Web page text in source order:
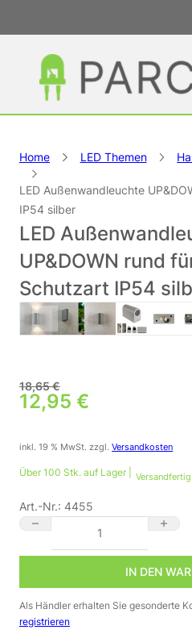
Home LED Themen
LED Außenwandleuchte
IP54 silber
LED
UP&DOWN rund
Schutzart IP54
18,65€
Ursprünglicher
12,95 €
Aktueller Preis ist:
inkl. 19 % MwSt. zzgl.Versandkosten
Über 100 Stk. auf Lager |
Art.-Nr.: 4455
LED Außenwandleuchte
IN DEN
Als Händler erhalten Sie gesonderte
registrieren